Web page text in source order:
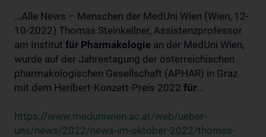
...Alle News – Menschen der MedUni Wien (Wien, 12-
10-2022) Thomas Steinkellner, Assistenzprofessor
am Institut für Pharmakologie an der MedUni Wien,
wurde auf der Jahrestagung der österreichischen
pharmakologischen Gesellschaft (APHAR) in Graz
mit dem Heribert-Konzett-Preis 2022 für...
https://www.meduniwien.ac.at/web/ueber-
uns/news/2022/news-im-oktober-2022/thomas-